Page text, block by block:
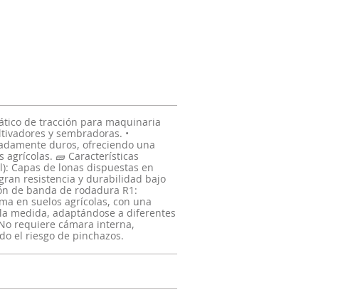
de tracción para maquinaria
y sembradoras. •
duros, ofreciendo una
agrícolas. 🧱 Características
Capas de lonas dispuestas en
resistencia y durabilidad bajo
de banda de rodadura R1:
en suelos agrícolas, con una
medida, adaptándose a diferentes
requiere cámara interna,
el riesgo de pinchazos.